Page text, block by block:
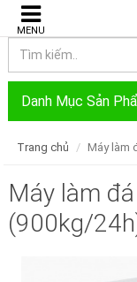
MENU
Danh Mục Sản
Trang chủ Máy làm
Máy làm
(900kg/